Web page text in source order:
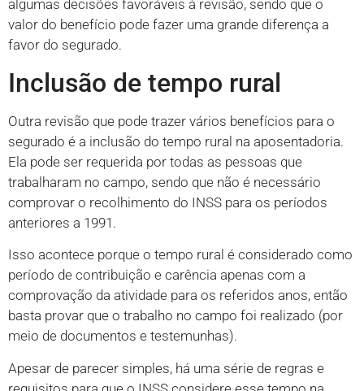
algumas decisões favoráveis à revisão, sendo que o
valor do benefício pode fazer uma grande diferença a
favor do segurado.
Inclusão de tempo rural
Outra revisão que pode trazer vários benefícios para o
segurado é a inclusão do tempo rural na aposentadoria.
Ela pode ser requerida por todas as pessoas que
trabalharam no campo, sendo que não é necessário
comprovar o recolhimento do INSS para os períodos
anteriores a 1991.
Isso acontece porque o tempo rural é considerado como
período de contribuição e carência apenas com a
comprovação da atividade para os referidos anos, então
basta provar que o trabalho no campo foi realizado (por
meio de documentos e testemunhas).
Apesar de parecer simples, há uma série de regras e